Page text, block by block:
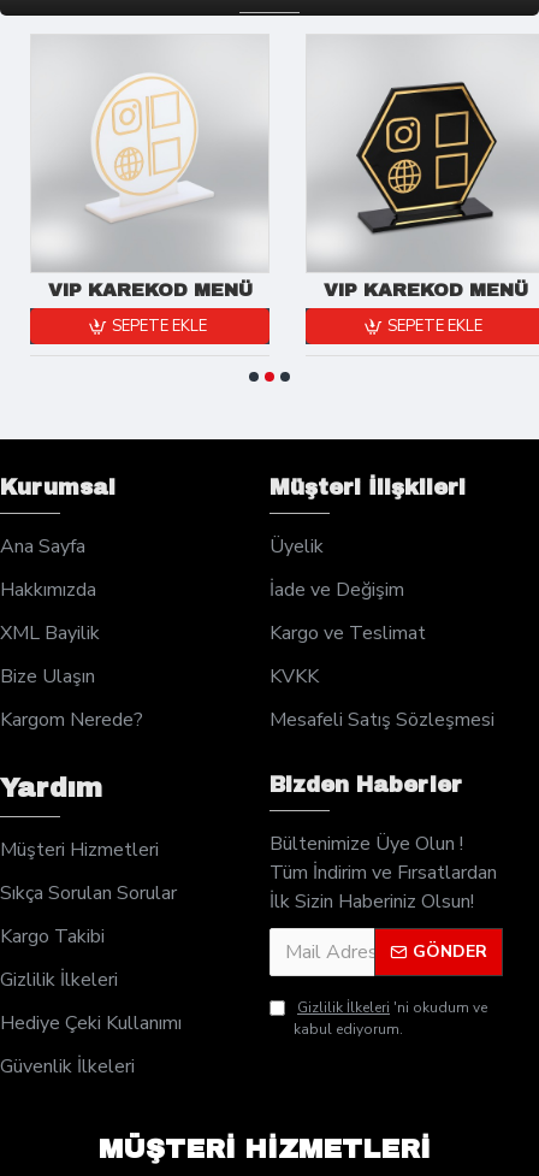
VIP KAREKOD MENÜ
SEPETE EKLE
VIP KAREKOD MENÜ
SEPETE EKLE
Kurumsal
Ana Sayfa
Hakkımızda
XML Bayilik
Bize Ulaşın
Kargom Nerede?
Müşteri İlişkileri
Üyelik
İade ve Değişim
Kargo ve Teslimat
KVKK
Mesafeli Satış Sözleşmesi
Yardım
Müşteri Hizmetleri
Sıkça Sorulan Sorular
Kargo Takibi
Gizlilik İlkeleri
Hediye Çeki Kullanımı
Güvenlik İlkeleri
Bizden Haberler
Bültenimize Üye Olun !
Tüm İndirim ve Fırsatlardan
İlk Sizin Haberiniz Olsun!
GÖNDER
Gizlilik İlkeleri 'ni okudum ve
kabul ediyorum.
MÜŞTERİ HİZMETLERİ